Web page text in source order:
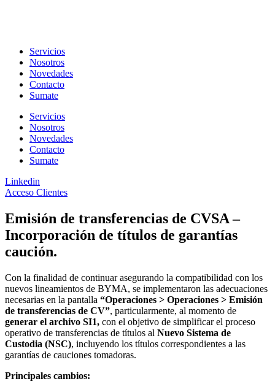
Servicios
Nosotros
Novedades
Contacto
Sumate
Servicios
Nosotros
Novedades
Contacto
Sumate
Linkedin
Acceso Clientes
Emisión de transferencias de CVSA –
Incorporación de títulos de garantías
caución.
Con la finalidad de continuar asegurando la compatibilidad con los
nuevos lineamientos de BYMA, se implementaron las adecuaciones
necesarias en la pantalla “Operaciones > Operaciones > Emisión
de transferencias de CV”, particularmente, al momento de
generar el archivo SI1, con el objetivo de simplificar el proceso
operativo de transferencias de títulos al Nuevo Sistema de
Custodia (NSC), incluyendo los títulos correspondientes a las
garantías de cauciones tomadoras.
Principales cambios: